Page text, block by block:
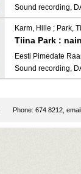
Sound recording,
Karm, Hille ; Park,
Tiina Park :
Eesti Pimedate
Sound recording,
Phone: 674 8212,